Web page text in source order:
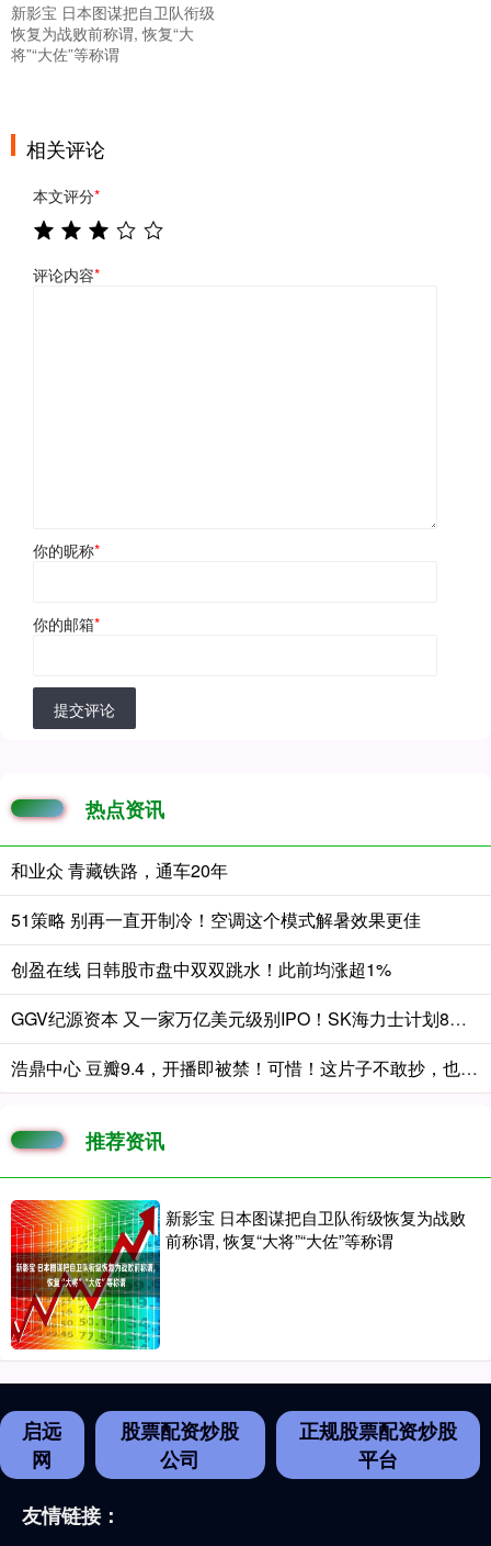
新影宝 日本图谋把自卫队衔级
恢复为战败前称谓, 恢复“大
将”“大佐”等称谓
相关评论
本文评分*
评论内容*
你的昵称*
你的邮箱*
提交评论
热点资讯
和业众 青藏铁路，通车20年
51策略 别再一直开制冷！空调这个模式解暑效果更佳
创盈在线 日韩股市盘中双双跳水！此前均涨超1%
GGV纪源资本 又一家万亿美元级别IPO！SK海力士计划8月在纳斯达克上市，募资高达140亿美元
浩鼎中心 豆瓣9.4，开播即被禁！可惜！这片子不敢抄，也不能抄
推荐资讯
新影宝 日本图谋把自卫队衔级恢复为战败
前称谓, 恢复“大将”“大佐”等称谓
启远
网
股票配资炒股
公司
正规股票配资炒股
平台
友情链接：